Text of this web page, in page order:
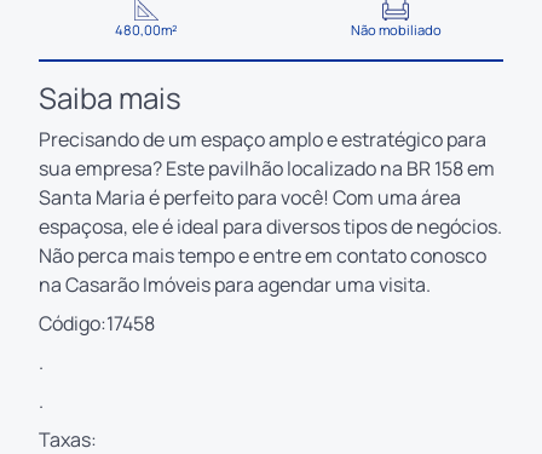
480,00m² Não mobiliado
Saiba mais
Precisando de um espaço amplo e estratégico para
sua empresa? Este pavilhão localizado na BR 158 em
Santa Maria é perfeito para você! Com uma área
espaçosa, ele é ideal para diversos tipos de negócios.
Não perca mais tempo e entre em contato conosco
na Casarão Imóveis para agendar uma visita.
Código:17458
.
.
Taxas: